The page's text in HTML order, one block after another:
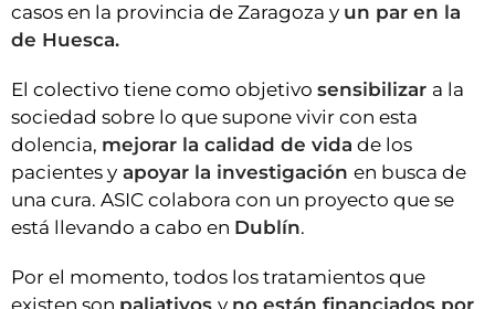
casos en la provincia de Zaragoza y un par en la
de Huesca.
El colectivo tiene como objetivo sensibilizar a la
sociedad sobre lo que supone vivir con esta
dolencia, mejorar la calidad de vida de los
pacientes y apoyar la investigación en busca de
una cura. ASIC colabora con un proyecto que se
está llevando a cabo en Dublín.
Por el momento, todos los tratamientos que